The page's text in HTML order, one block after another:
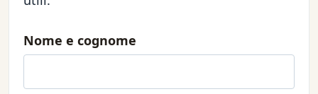
Nome e cognome